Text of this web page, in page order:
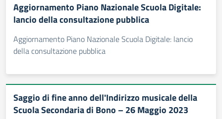
Aggiornamento Piano Nazionale Scuola Digitale:
lancio della consultazione pubblica
Aggiornamento Piano Nazionale Scuola Digitale: lancio
della consultazione pubblica
Saggio di fine anno dell'Indirizzo musicale della
Scuola Secondaria di Bono – 26 Maggio 2023